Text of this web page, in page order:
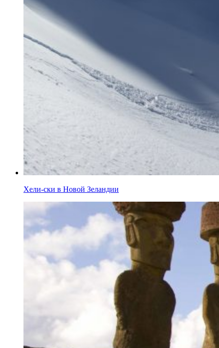
Хели-ски в Новой Зеландии